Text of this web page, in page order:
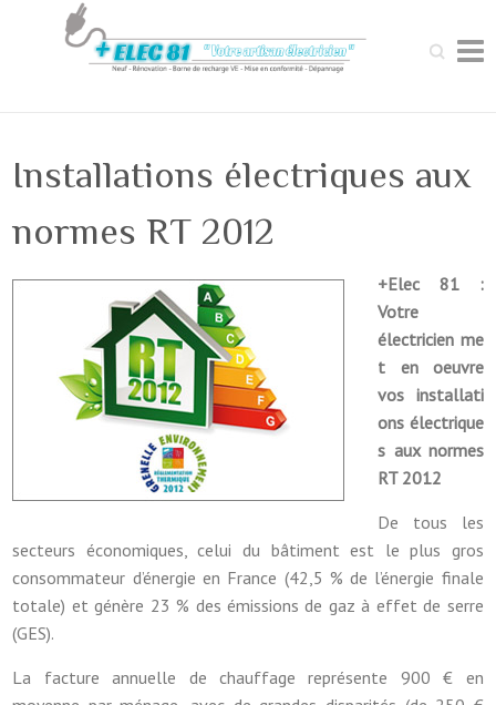
Installations électriques aux
normes RT 2012
+Elec 81 :
Votre
électricien me
t en oeuvre
vos installati
ons électrique
s aux normes
RT 2012
De tous les
secteurs économiques, celui du bâtiment est le plus gros
consommateur d’énergie en France (42,5 % de l’énergie finale
totale) et génère 23 % des émissions de gaz à effet de serre
(GES).
La facture annuelle de chauffage représente 900 € en